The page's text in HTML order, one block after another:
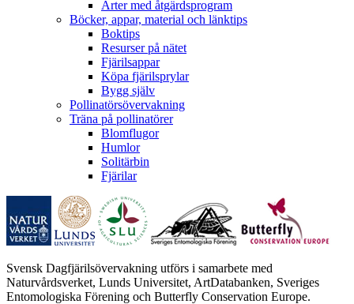
Arter med åtgärdsprogram
Böcker, appar, material och länktips
Boktips
Resurser på nätet
Fjärilsappar
Köpa fjärilsprylar
Bygg själv
Pollinatörsövervakning
Träna på pollinatörer
Blomflugor
Humlor
Solitärbin
Fjärilar
Svensk Dagfjärilsövervakning utförs i samarbete med
Naturvårdsverket, Lunds Universitet, ArtDatabanken, Sveriges
Entomologiska Förening och Butterfly Conservation Europe.